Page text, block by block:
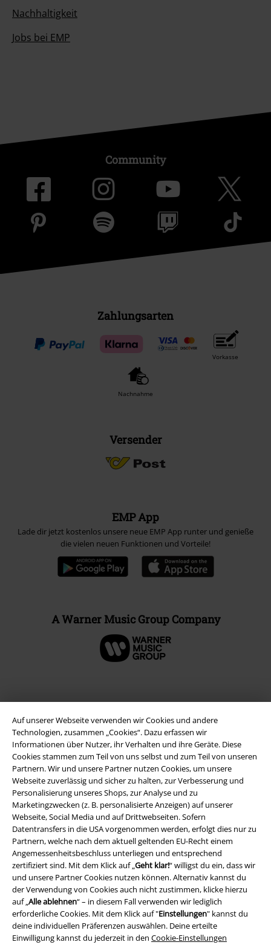
Auf unserer Webseite verwenden wir Cookies und andere
Technologien, zusammen „Cookies“. Dazu erfassen wir
Informationen über Nutzer, ihr Verhalten und ihre Geräte. Diese
Cookies stammen zum Teil von uns selbst und zum Teil von unseren
Partnern. Wir und unsere Partner nutzen Cookies, um unsere
Webseite zuverlässig und sicher zu halten, zur Verbesserung und
Personalisierung unseres Shops, zur Analyse und zu
Marketingzwecken (z. B. personalisierte Anzeigen) auf unserer
Webseite, Social Media und auf Drittwebseiten. Sofern
Datentransfers in die USA vorgenommen werden, erfolgt dies nur zu
Partnern, welche nach dem aktuell geltenden EU-Recht einem
Angemessenheitsbeschluss unterliegen und entsprechend
zertifiziert sind. Mit dem Klick auf „Geht klar!“ willigst du ein, dass wir
und unsere Partner Cookies nutzen können. Alternativ kannst du
der Verwendung von Cookies auch nicht zustimmen, klicke hierzu
auf „Alle ablehnen“ – in diesem Fall verwenden wir lediglich
erforderliche Cookies. Mit dem Klick auf "Einstellungen" kannst du
deine individuellen Präferenzen auswählen. Deine erteilte
Einwilligung kannst du jederzeit in den Cookie-Einstellungen
Nachhaltigkeit
Jobs bei EMP
Community
Zahlungsarten
Vorkasse
Nachnahme
Versender
EMP App
Lade dir jetzt kostenlos unsere neue EMP App runter und genieße
die vielen neuen Funktionen und Vorteile!
A Warner Music Group Company
Rechtliches
AGB
Impressum
Datenschutz
Entsorgung und Umweltschutz
Konformitätserklärung